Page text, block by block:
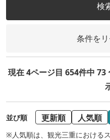
検
条件を
現在 4ページ目 654件中
並び順 更新順 人気順
※人気順は、観光三重における